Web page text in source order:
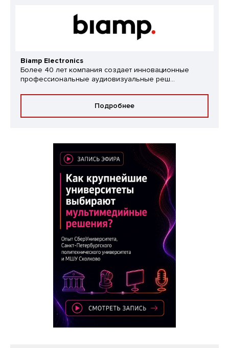
Biamp Electronics
Более 40 лет компания создает инновационные
профессиональные аудиовизуальные реш...
Подробнее